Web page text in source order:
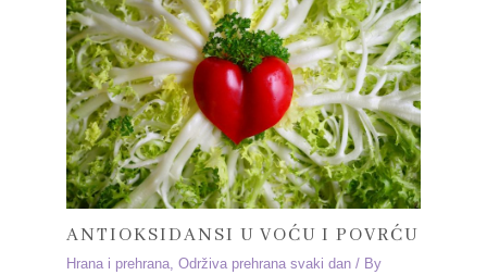
ANTIOKSIDANSI U VOĆU I POVRĆU
Hrana i prehrana ,Održiva prehrana svaki dan / By